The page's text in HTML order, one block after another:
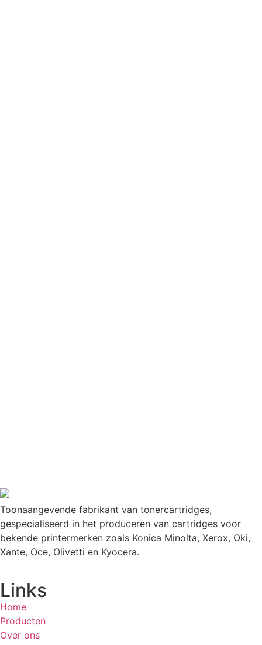
Toonaangevende fabrikant van tonercartridges,
gespecialiseerd in het produceren van cartridges voor
bekende printermerken zoals Konica Minolta, Xerox, Oki,
Xante, Oce, Olivetti en Kyocera.
Links
Home
Producten
Over ons